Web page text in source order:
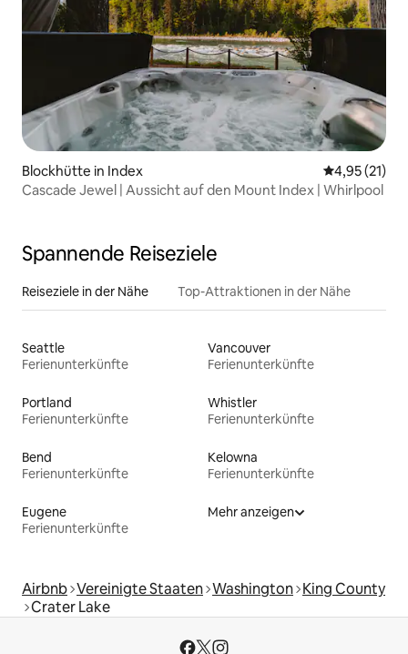
Blockhütte in Index
4,95 (21)
Cascade Jewel | Aussicht auf den Mount Index | Whirlpool
Spannende Reiseziele
Reiseziele in der Nähe Top-Attraktionen in der Nähe
Seattle
Ferienunterkünfte
Vancouver
Ferienunterkünfte
Portland
Ferienunterkünfte
Whistler
Ferienunterkünfte
Bend
Ferienunterkünfte
Kelowna
Ferienunterkünfte
Eugene
Ferienunterkünfte
Mehr anzeigen
Airbnb Vereinigte Staaten Washington King County
Crater Lake